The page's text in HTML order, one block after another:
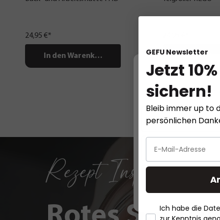
24,95 €*
In den Warenkorb In den
Rezept Inspirationen
Diese Website
GEFU Newsletter
Jetzt
sichern!
Bleib immer up to
persönlichen
Ich habe die